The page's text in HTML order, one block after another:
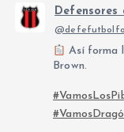
Así forma
Brown.